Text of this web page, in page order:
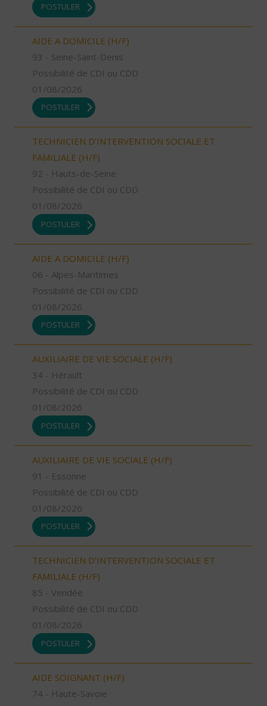
POSTULER
AIDE A DOMICILE (H/F)
93 - Seine-Saint-Denis
Possibilité de CDI ou CDD
01/08/2026
POSTULER
TECHNICIEN D’INTERVENTION SOCIALE ET
FAMILIALE (H/F)
92 - Hauts-de-Seine
Possibilité de CDI ou CDD
01/08/2026
POSTULER
AIDE A DOMICILE (H/F)
06 - Alpes-Maritimes
Possibilité de CDI ou CDD
01/08/2026
POSTULER
AUXILIAIRE DE VIE SOCIALE (H/F)
34 - Hérault
Possibilité de CDI ou CDD
01/08/2026
POSTULER
AUXILIAIRE DE VIE SOCIALE (H/F)
91 - Essonne
Possibilité de CDI ou CDD
01/08/2026
POSTULER
TECHNICIEN D’INTERVENTION SOCIALE ET
FAMILIALE (H/F)
85 - Vendée
Possibilité de CDI ou CDD
01/08/2026
POSTULER
AIDE SOIGNANT (H/F)
74 - Haute-Savoie